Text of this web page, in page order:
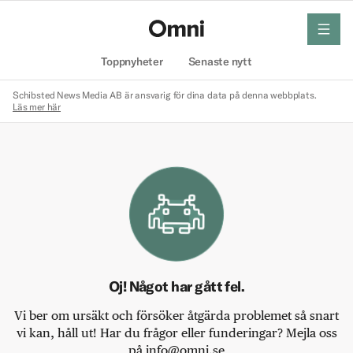
Toppnyheter Senaste nytt
meny
Schibsted News Media AB är ansvarig för dina data på denna webbplats.
Läs mer här
Oj! Något har gått fel.
Vi ber om ursäkt och försöker åtgärda problemet så snart
vi kan, håll ut! Har du frågor eller funderingar? Mejla oss